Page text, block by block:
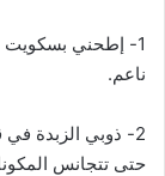
1- إطحني
ناعم.
2- ذوبي الزبدة
حتى تتجانس